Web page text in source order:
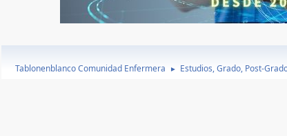
Tablonenblanco Comunidad Enfermera ► Estudios, Grado, Post-